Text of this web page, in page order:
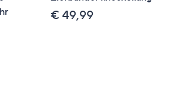
€ 49,99